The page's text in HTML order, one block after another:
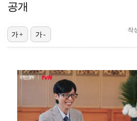
공개
작
가+ 가-